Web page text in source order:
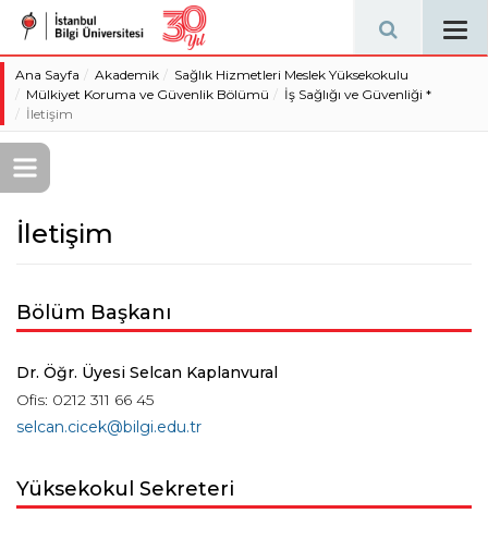
Ana Sayfa Akademik
Sağlık Hizmetleri Meslek Yüksekokulu
Mülkiyet Koruma ve Güvenlik Bölümü
İş Sağlığı ve Güvenliği *
İletişim
İletişim
Bölüm Başkanı
Dr. Öğr. Üyesi Selcan Kaplanvural
Ofis: 0212 311 66 45
selcan.cicek@bilgi.edu.tr
Yüksekokul Sekreteri